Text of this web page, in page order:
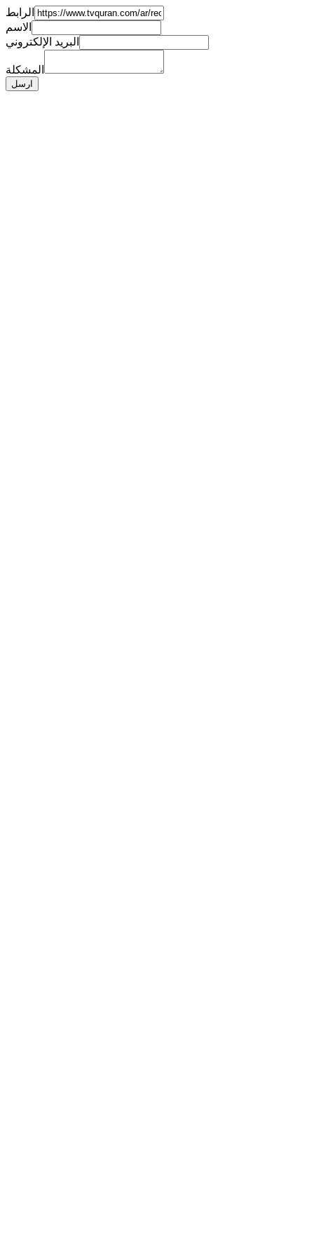
الرابط
الاسم
البريد الإلكتروني
المشكلة
ارسل